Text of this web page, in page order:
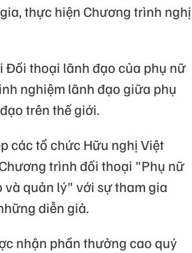
thực hiện Chương trình nghị
Đối thoại lãnh đạo của phụ nữ
nghiệm lãnh đạo giữa phụ
trên thế giới.
các tổ chức Hữu nghị Việt
trình đối thoại "Phụ nữ
quản lý" với sự tham gia
diễn giả.
nhận phần thưởng cao quý